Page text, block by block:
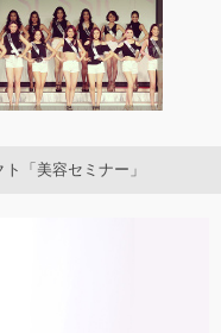
「美容セミナー」